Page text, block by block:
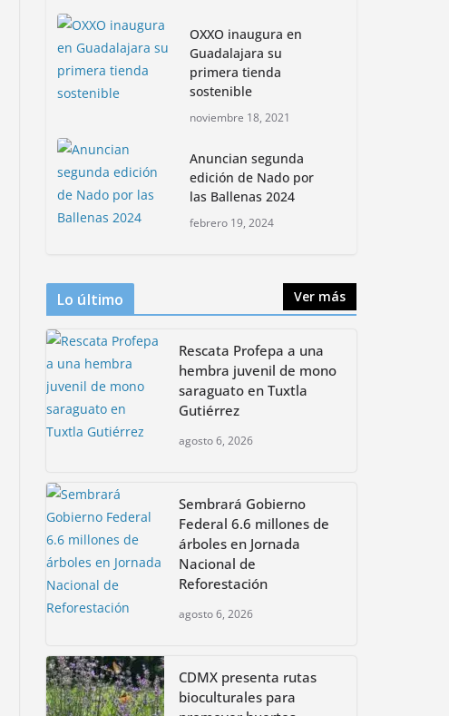
Inauguran nuevo
Embarcadero
Cuemanco para
lacustre de Xochimilco
Rompe CDMX récords
Reto Naturalista
bioculturales para
promover huertos
urbanos y jardines
polinizadores
OXXO inaugura en
Guadalajara su
primera tienda
sostenible
noviembre 18, 2021
Anuncian segunda
edición de Nado por
las Ballenas 2024
febrero 19, 2024
Lo último Ver más
Rescata Profepa a una
hembra juvenil de mono
saraguato en Tuxtla
Gutiérrez
agosto 6, 2026
Sembrará Gobierno
Federal 6.6 millones de
árboles en Jornada
Nacional de
Reforestación
agosto 6, 2026
CDMX presenta rutas
bioculturales para